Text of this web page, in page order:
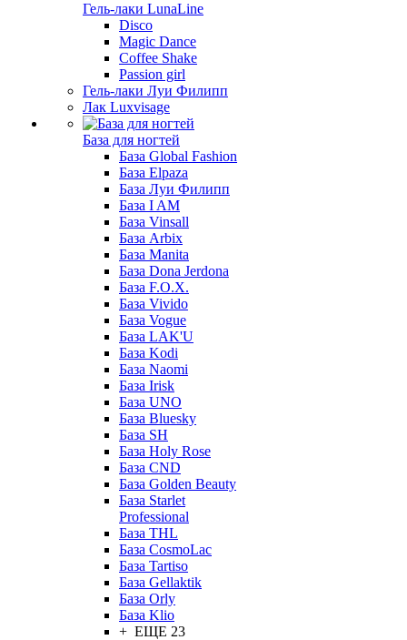
Гель-лаки LunaLine
Disco
Magic Dance
Coffee Shake
Passion girl
Гель-лаки Луи Филипп
Лак Luxvisage
База для ногтей
База Global Fashion
База Elpaza
База Луи Филипп
База I AM
База Vinsall
База Arbix
База Manita
База Dona Jerdona
База F.O.X.
База Vivido
База Vogue
База LAK'U
База Kodi
База Naomi
База Irisk
База UNO
База Bluesky
База SH
База Holy Rose
База CND
База Golden Beauty
База Starlet
Professional
База THL
База CosmoLac
База Tartiso
База Gellaktik
База Orly
База Klio
+ ЕЩЕ 23